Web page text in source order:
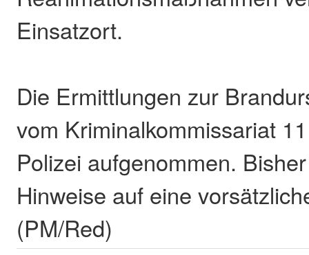
Einsatzort.
Die Ermittlungen zur
vom Kriminalkommissariat
Polizei aufgenommen.
Hinweise auf eine
(PM/Red)